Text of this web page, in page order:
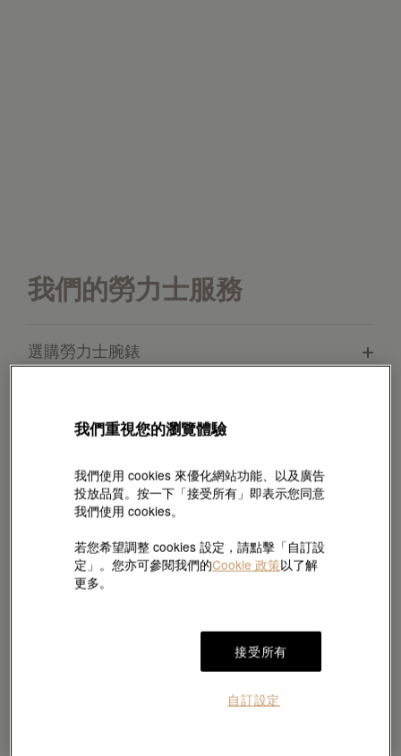
我們的勞力士服務
選購勞力士腕錶
我們重視您的瀏覽體驗
我們使用 cookies 來優化網站功能、以及廣告
投放品質。按一下「接受所有」即表示您同意
我們使用 cookies。
若您希望調整 cookies 設定，請點擊「自訂設
定」。您亦可參閱我們的Cookie 政策以了解
更多。
接受所有
自訂設定